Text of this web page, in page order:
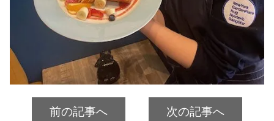
前の記事へ 次の記事へ